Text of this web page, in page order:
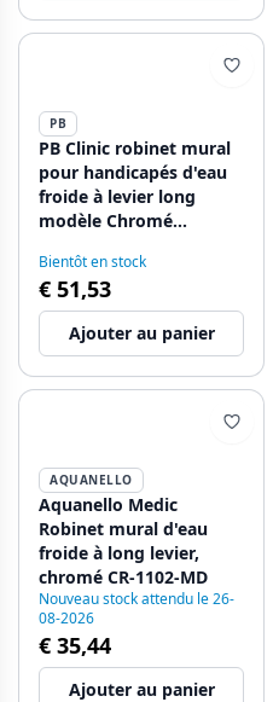
PB
PB Clinic robinet mural
pour handicapés d'eau
froide à levier long
modèle Chromé
Bientôt en stock
€ 51,53
Ajouter au panier
AQUANELLO
Aquanello Medic
Robinet mural d'eau
froide à long levier,
chromé CR-1102-MD
Nouveau stock attendu le 26-
08-2026
€ 35,44
Ajouter au panier